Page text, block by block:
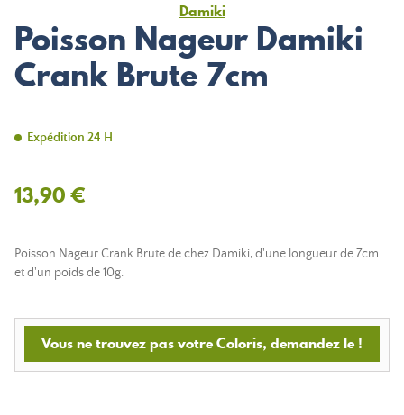
Damiki
Poisson Nageur Damiki
Crank Brute 7cm
Expédition 24 H
13,90 €
Poisson Nageur Crank Brute de chez Damiki, d'une longueur de 7cm
et d'un poids de 10g.
Vous ne trouvez pas votre Coloris, demandez le !